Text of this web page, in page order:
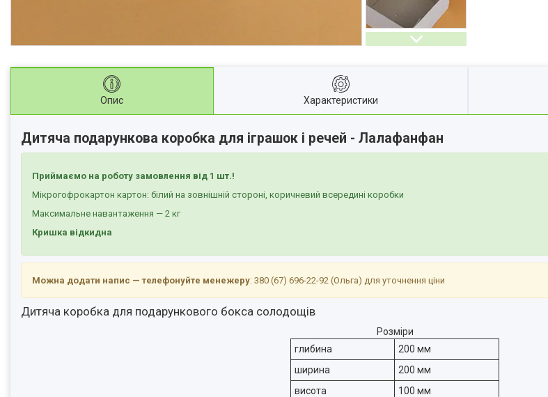
Опис Характеристики
Дитяча подарункова коробка для іграшок і речей - Лалафанфан
Приймаємо на роботу замовлення від 1 шт.!
Мікрогофрокартон картон: білий на зовнішній стороні, коричневий всередині коробки
Максимальне навантаження — 2 кг
Кришка відкидна
Можна додати напис — телефонуйте менежеру: 380 (67) 696-22-92 (Ольга) для уточнення ціни
Дитяча коробка для подарункового бокса солодощів
Розміри
глибина
200 мм
ширина
200 мм
висота
100 мм